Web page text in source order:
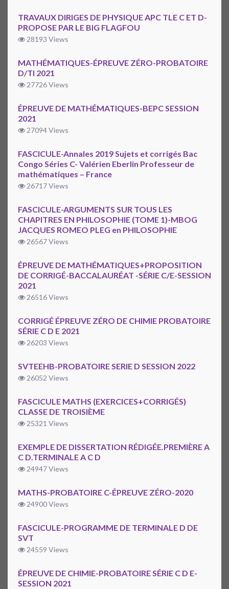
TRAVAUX DIRIGES DE PHYSIQUE APC TLE C ET D-
PROPOSE PAR LE BIG FLAGFOU
28193 Views
MATHÉMATIQUES-ÉPREUVE ZÉRO-PROBATOIRE
D/TI 2021
27726 Views
ÉPREUVE DE MATHÉMATIQUES-BEPC SESSION
2021
27094 Views
FASCICULE-Annales 2019 Sujets et corrigés Bac
Congo Séries C- Valérien Eberlin Professeur de
mathématiques – France
26717 Views
FASCICULE-ARGUMENTS SUR TOUS LES
CHAPITRES EN PHILOSOPHIE (TOME 1)-MBOG
JACQUES ROMEO PLEG en PHILOSOPHIE
26567 Views
ÉPREUVE DE MATHÉMATIQUES+PROPOSITION
DE CORRIGÉ-BACCALAURÉAT -SÉRIE C/E-SESSION
2021
26516 Views
CORRIGÉ ÉPREUVE ZÉRO DE CHIMIE PROBATOIRE
SÉRIE C D E 2021
26203 Views
SVTEEHB-PROBATOIRE SERIE D SESSION 2022
26052 Views
FASCICULE MATHS (EXERCICES+CORRIGÉS)
CLASSE DE TROISIÈME
25321 Views
EXEMPLE DE DISSERTATION RÉDIGÉE.PREMIÈRE A
C D.TERMINALE A C D
24947 Views
MATHS-PROBATOIRE C-ÉPREUVE ZÉRO-2020
24900 Views
FASCICULE-PROGRAMME DE TERMINALE D DE
SVT
24559 Views
ÉPREUVE DE CHIMIE-PROBATOIRE SÉRIE C D E-
SESSION 2021